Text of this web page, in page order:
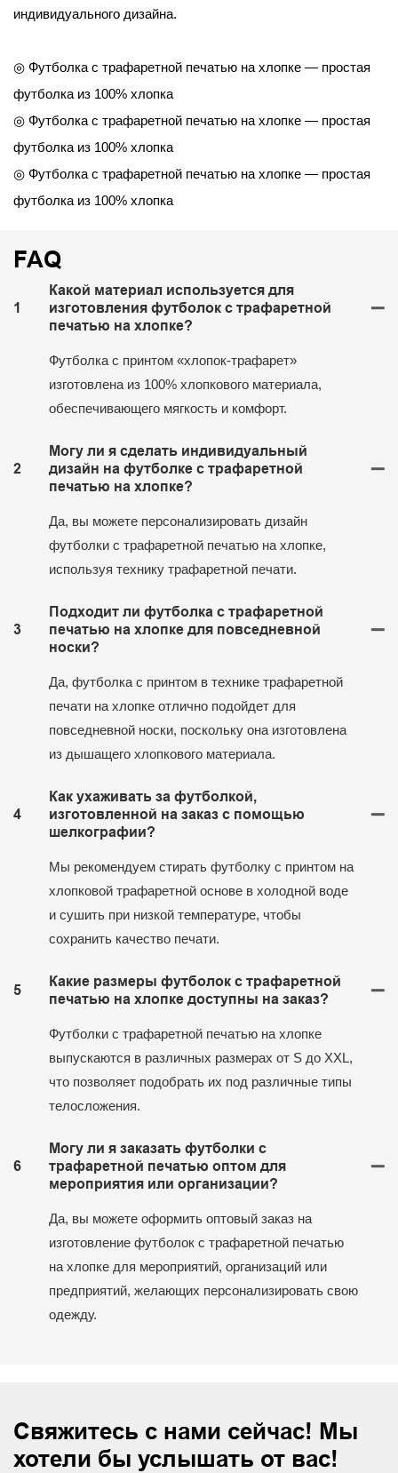
индивидуального дизайна.
◎ Футболка с трафаретной печатью на хлопке — простая
футболка из 100% хлопка
◎ Футболка с трафаретной печатью на хлопке — простая
футболка из 100% хлопка
◎ Футболка с трафаретной печатью на хлопке — простая
футболка из 100% хлопка
FAQ
1
Какой материал используется для
изготовления футболок с трафаретной
печатью на хлопке?
Футболка с принтом «хлопок-трафарет»
изготовлена ​​из 100% хлопкового материала,
обеспечивающего мягкость и комфорт.
2
Могу ли я сделать индивидуальный
дизайн на футболке с трафаретной
печатью на хлопке?
Да, вы можете персонализировать дизайн
футболки с трафаретной печатью на хлопке,
используя технику трафаретной печати.
3
Подходит ли футболка с трафаретной
печатью на хлопке для повседневной
носки?
Да, футболка с принтом в технике трафаретной
печати на хлопке отлично подойдет для
повседневной носки, поскольку она изготовлена ​​
из дышащего хлопкового материала.
4
Как ухаживать за футболкой,
изготовленной на заказ с помощью
шелкографии?
Мы рекомендуем стирать футболку с принтом на
хлопковой трафаретной основе в холодной воде
и сушить при низкой температуре, чтобы
сохранить качество печати.
5
Какие размеры футболок с трафаретной
печатью на хлопке доступны на заказ?
Футболки с трафаретной печатью на хлопке
выпускаются в различных размерах от S до XXL,
что позволяет подобрать их под различные типы
телосложения.
6
Могу ли я заказать футболки с
трафаретной печатью оптом для
мероприятия или организации?
Да, вы можете оформить оптовый заказ на
изготовление футболок с трафаретной печатью
на хлопке для мероприятий, организаций или
предприятий, желающих персонализировать свою
одежду.
Свяжитесь с нами сейчас! Мы
хотели бы услышать от вас!